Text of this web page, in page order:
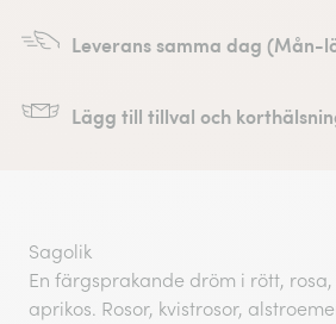
Leverans samma dag (Mån-
Lägg till tillval och
Sagolik
En färgsprakande dröm i rött,
aprikos. Rosor, kvistrosor,